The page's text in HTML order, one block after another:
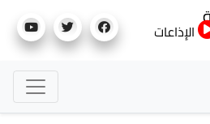
إلى
الإذاعات